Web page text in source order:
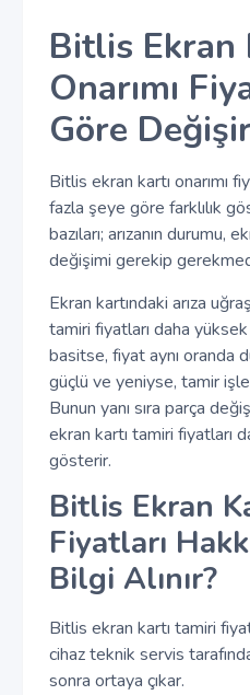
Bitlis Ekran
Onarımı
Göre
Bitlis ekran kartı onarımı
fazla şeye göre farklılık
bazıları; arızanın durumu,
değişimi gerekip
Ekran kartındaki arıza
tamiri fiyatları daha yüksek
basitse, fiyat aynı oranda
güçlü ve yeniyse, tamir
Bunun yanı sıra parça
ekran kartı tamiri fiyatları
gösterir.
Bitlis Ekran
Fiyatları
Bilgi Alınır?
Bitlis ekran kartı tamiri
cihaz teknik servis
sonra ortaya çıkar.